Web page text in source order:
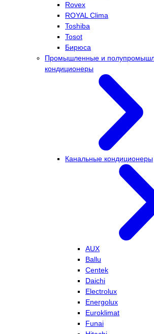
Rovex
ROYAL Clima
Toshiba
Tosot
Бирюса
Промышленные и
кондиционеры
Канальные кондиционеры
AUX
Ballu
Centek
Daichi
Electrolux
Energolux
Euroklimat
Funai